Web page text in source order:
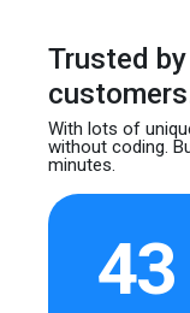
Trusted
With lots of
without coding.
minutes.
43